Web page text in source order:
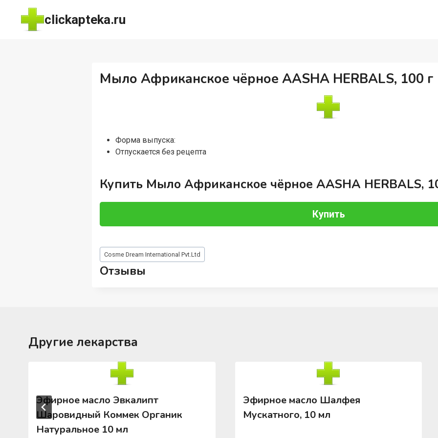
Перейти
содержимому
clickapteka.ru
Мыло Африканское чёрное AASHA HERBALS, 100 г
Форма выпуска:
Отпускается без рецепта
Купить Мыло Африканское чёрное AASHA HERBALS,
Купить
Метки
записи:
Cosme Dream International Pvt.Ltd
Отзывы
Другие лекарства
Эфирное масло Эвкалипт
Шаровидный Коммек Органик
Натуральное 10 мл
Эфирное масло Шалфея
Мускатного, 10 мл